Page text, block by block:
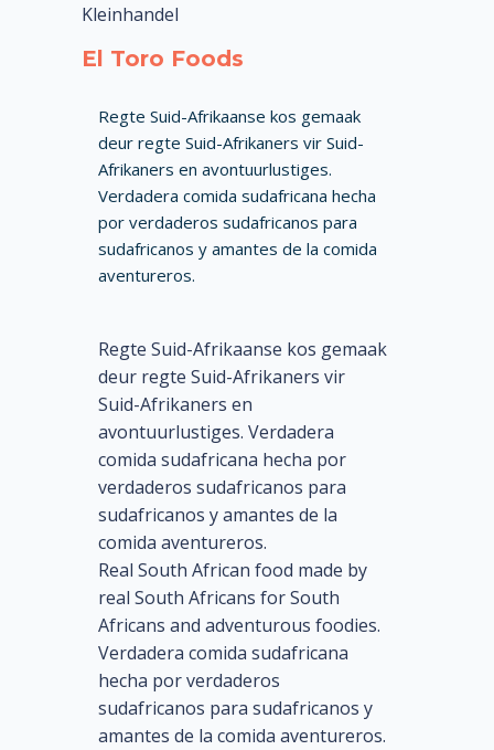
Kleinhandel
El Toro Foods
Regte Suid-Afrikaanse kos gemaak
deur regte Suid-Afrikaners vir Suid-
Afrikaners en avontuurlustiges.
Verdadera comida sudafricana hecha
por verdaderos sudafricanos para
sudafricanos y amantes de la comida
aventureros.
Regte Suid-Afrikaanse kos gemaak
deur regte Suid-Afrikaners vir
Suid-Afrikaners en
avontuurlustiges. Verdadera
comida sudafricana hecha por
verdaderos sudafricanos para
sudafricanos y amantes de la
comida aventureros.
Real South African food made by
real South Africans for South
Africans and adventurous foodies.
Verdadera comida sudafricana
hecha por verdaderos
sudafricanos para sudafricanos y
amantes de la comida aventureros.